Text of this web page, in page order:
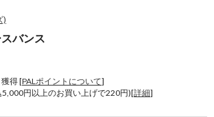
)
バンス
得 [PALポイントについて]
円以上のお買い上げで220円)[詳細]